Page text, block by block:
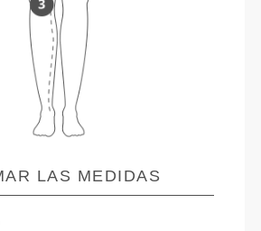
LAS MEDIDAS